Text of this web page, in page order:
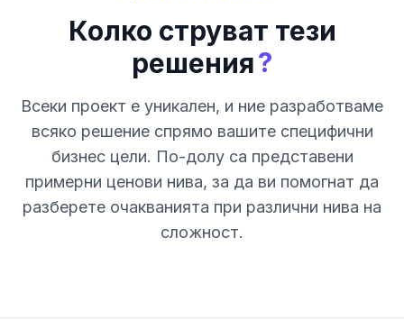
Колко струват тези
решения?
Всеки проект е уникален, и ние разработваме
всяко решение спрямо вашите специфични
бизнес цели. По-долу са представени
примерни ценови нива, за да ви помогнат да
разберете очакванията при различни нивa на
сложност.